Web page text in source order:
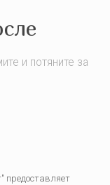
и потяните за
предоставляет